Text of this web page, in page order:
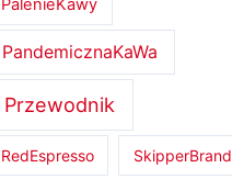
PalenieKawy
PandemicznaKaWa
Przewodnik
RedEspresso SkipperBrand